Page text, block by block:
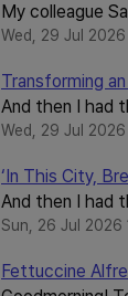
My colleague
Wed, 29 Jul
Transforming
And then I had
Wed, 29 Jul
‘In This City,
And then I had
Sun, 26 Jul
Fettuccine